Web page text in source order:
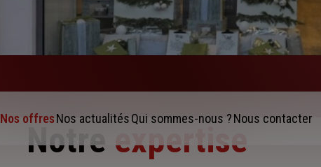
Nos offresNos actualitésQui sommes-nous ?Nous contacter
Notre expertise